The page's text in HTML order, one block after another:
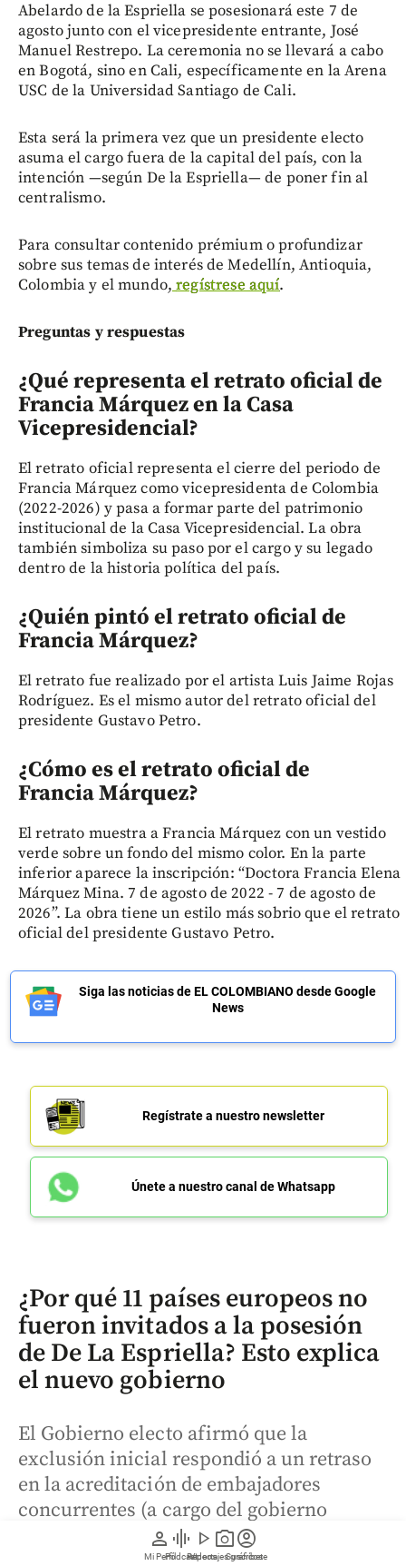
person
Mi Perfil
graphic_eq
Pódcast
play_arrow
Videos
photo_camera
Reportajes gráficos
account_circle
Suscríbete
Abelardo de la Espriella se posesionará este 7 de
agosto junto con el vicepresidente entrante, José
Manuel Restrepo. La ceremonia no se llevará a cabo
en Bogotá, sino en Cali, específicamente en la Arena
USC de la Universidad Santiago de Cali.
Esta será la primera vez que un presidente electo
asuma el cargo fuera de la capital del país, con la
intención —según De la Espriella— de poner fin al
centralismo.
Para consultar contenido prémium o profundizar
sobre sus temas de interés de Medellín, Antioquia,
Colombia y el mundo, regístrese aquí.
Preguntas y respuestas
¿Qué representa el retrato oficial de
Francia Márquez en la Casa
Vicepresidencial?
El retrato oficial representa el cierre del periodo de
Francia Márquez como vicepresidenta de Colombia
(2022-2026) y pasa a formar parte del patrimonio
institucional de la Casa Vicepresidencial. La obra
también simboliza su paso por el cargo y su legado
dentro de la historia política del país.
¿Quién pintó el retrato oficial de
Francia Márquez?
El retrato fue realizado por el artista Luis Jaime Rojas
Rodríguez. Es el mismo autor del retrato oficial del
presidente Gustavo Petro.
¿Cómo es el retrato oficial de
Francia Márquez?
El retrato muestra a Francia Márquez con un vestido
verde sobre un fondo del mismo color. En la parte
inferior aparece la inscripción: “Doctora Francia Elena
Márquez Mina. 7 de agosto de 2022 - 7 de agosto de
2026”. La obra tiene un estilo más sobrio que el retrato
oficial del presidente Gustavo Petro.
Siga las noticias de EL COLOMBIANO desde Google
News
Regístrate a nuestro newsletter
Únete a nuestro canal de Whatsapp
¿Por qué 11 países europeos no
fueron invitados a la posesión
de De La Espriella? Esto explica
el nuevo gobierno
El Gobierno electo afirmó que la
exclusión inicial respondió a un retraso
en la acreditación de embajadores
concurrentes (a cargo del gobierno
saliente) y negó que existieran
motivaciones políticas.